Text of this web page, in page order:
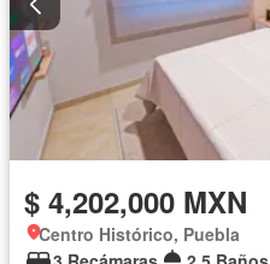
$ 4,202,000 MXN
Centro Histórico, Puebla